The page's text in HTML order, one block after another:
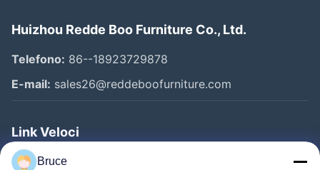
Huizhou Redde Boo Furniture Co., Ltd.
Telefono: 86--18923729878
E-mail: sales26@reddeboofurniture.com
Link Veloci
CasaBruce